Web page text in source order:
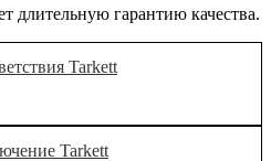
длительную гарантию качества.
Tarkett
Tarkett